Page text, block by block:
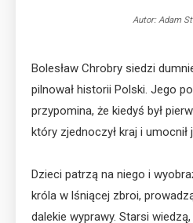
Autor: Adam
Bolesław Chrobry siedzi
pilnował historii Polski. Jego
przypomina, że kiedyś był
który zjednoczył kraj i
Dzieci patrzą na niego i
króla w lśniącej zbroi,
dalekie wyprawy. Starsi